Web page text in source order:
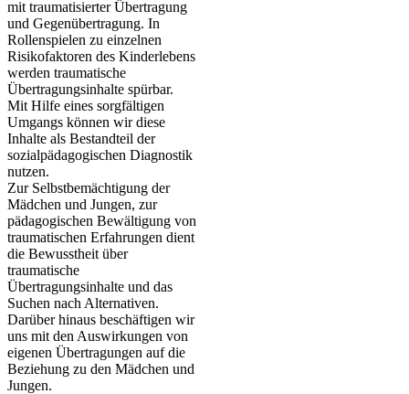
mit traumatisierter Übertragung
und Gegenübertragung. In
Rollenspielen zu einzelnen
Risikofaktoren des Kinderlebens
werden traumatische
Übertragungsinhalte spürbar.
Mit Hilfe eines sorgfältigen
Umgangs können wir diese
Inhalte als Bestandteil der
sozialpädagogischen Diagnostik
nutzen.
Zur Selbstbemächtigung der
Mädchen und Jungen, zur
pädagogischen Bewältigung von
traumatischen Erfahrungen dient
die Bewusstheit über
traumatische
Übertragungsinhalte und das
Suchen nach Alternativen.
Darüber hinaus beschäftigen wir
uns mit den Auswirkungen von
eigenen Übertragungen auf die
Beziehung zu den Mädchen und
Jungen.